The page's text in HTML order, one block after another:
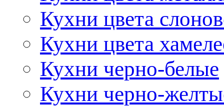
Кухни цвета
Кухни цвета
Кухни черно-белые
Кухни черно-